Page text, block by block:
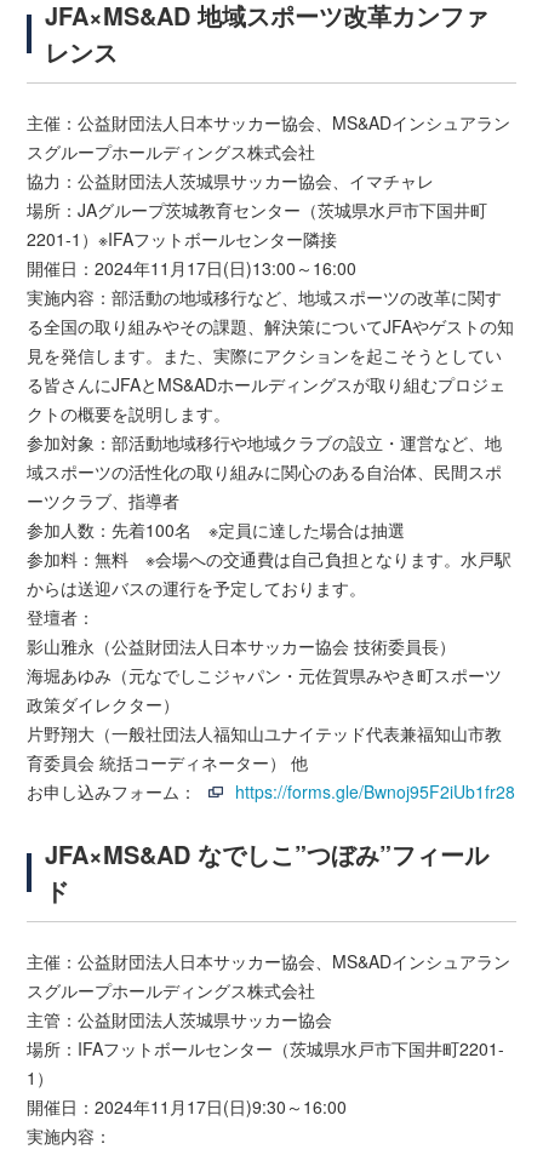
JFA×MS&AD 地域スポーツ改革カンファ
レンス
主催：公益財団法人日本サッカー協会、MS&ADインシュアラン
スグループホールディングス株式会社
協力：公益財団法人茨城県サッカー協会、イマチャレ
場所：JAグループ茨城教育センター（茨城県水戸市下国井町
2201-1）※IFAフットボールセンター隣接
開催日：2024年11月17日(日)13:00～16:00
実施内容：部活動の地域移行など、地域スポーツの改革に関す
る全国の取り組みやその課題、解決策についてJFAやゲストの知
見を発信します。また、実際にアクションを起こそうとしてい
る皆さんにJFAとMS&ADホールディングスが取り組むプロジェ
クトの概要を説明します。
参加対象：部活動地域移行や地域クラブの設立・運営など、地
域スポーツの活性化の取り組みに関心のある自治体、民間スポ
ーツクラブ、指導者
参加人数：先着100名 ※定員に達した場合は抽選
参加料：無料 ※会場への交通費は自己負担となります。水戸駅
からは送迎バスの運行を予定しております。
登壇者：
影山雅永（公益財団法人日本サッカー協会 技術委員長）
海堀あゆみ（元なでしこジャパン・元佐賀県みやき町スポーツ
政策ダイレクター）
片野翔大（一般社団法人福知山ユナイテッド代表兼福知山市教
育委員会 統括コーディネーター） 他
お申し込みフォーム：
https://forms.gle/Bwnoj95F2iUb1fr28
JFA×MS&AD なでしこ”つぼみ”フィール
ド
主催：公益財団法人日本サッカー協会、MS&ADインシュアラン
スグループホールディングス株式会社
主管：公益財団法人茨城県サッカー協会
場所：IFAフットボールセンター（茨城県水戸市下国井町2201-
1）
開催日：2024年11月17日(日)9:30～16:00
実施内容：